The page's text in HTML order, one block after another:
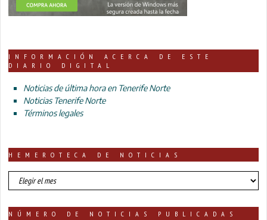
INFORMACIÓN ACERCA DE ESTE
DIARIO DIGITAL
Noticias de última hora en Tenerife Norte
Noticias Tenerife Norte
Términos legales
HEMEROTECA DE NOTICIAS
HEMEROTECA
DE
NÚMERO DE NOTICIAS PUBLICADAS